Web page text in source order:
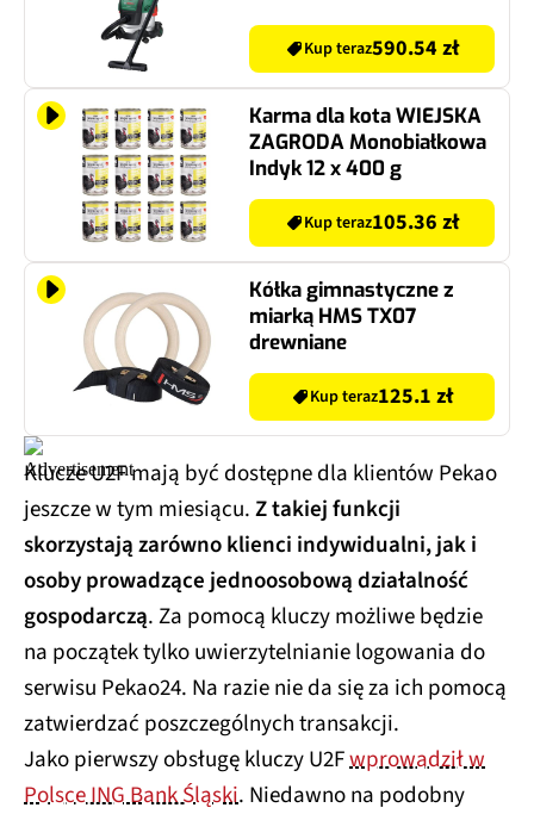
Kup teraz590.54 zł
Karma dla kota WIEJSKA
ZAGRODA Monobiałkowa
Indyk 12 x 400 g
Kup teraz105.36 zł
Kółka gimnastyczne z
miarką HMS TX07
drewniane
Kup teraz125.1 zł
Klucze U2F mają być dostępne dla klientów Pekao
jeszcze w tym miesiącu.Z takiej funkcji
skorzystają zarówno klienci indywidualni, jak i
osoby prowadzące jednoosobową działalność
gospodarczą. Za pomocą kluczy możliwe będzie
na początek tylko uwierzytelnianie logowania do
serwisu Pekao24. Na razie nie da się za ich pomocą
zatwierdzać poszczególnych transakcji.
Jako pierwszy obsługę kluczy U2Fwprowadził w
Polsce ING Bank Śląski. Niedawno na podobny